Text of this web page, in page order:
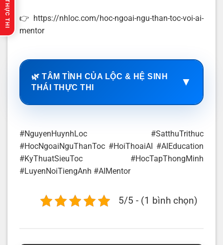
👉 https://nhloc.com/hoc-ngoai-ngu-than-toc-voi-ai-
mentor
🌿 TÂM TÌNH CỦA LỘC & HỆ SINH
THÁI THỰC THI
▼
#NguyenHuynhLoc #SatthuTrithuc
#HocNgoaiNguThanToc #HoiThoaiAI #AIEducation
#KyThuatSieuToc #HocTapThongMinh
#LuyenNoiTiengAnh #AIMentor
5/5 - (1 bình chọn)